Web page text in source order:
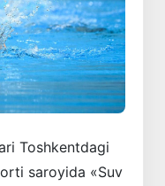
Toshkentdagi
saroyida «Suv